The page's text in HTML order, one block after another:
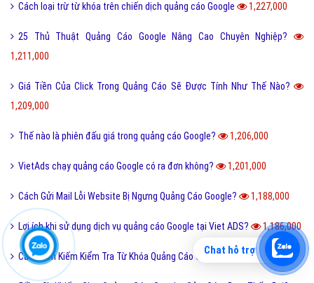
Cách loại trừ từ khóa trên chiến dịch quảng cáo Google 1,227,000
25 Thủ Thuật Quảng Cáo Google Nâng Cao Chuyên Nghiệp?
1,211,000
Giá Tiền Của Click Trong Quảng Cáo Sẽ Được Tính Như Thế Nào?
1,209,000
Thế nào là phiên đấu giá trong quảng cáo Google? 1,206,000
VietAds chạy quảng cáo Google có ra đơn không? 1,201,000
Cách Gửi Mail Lỗi Website Bị Ngưng Quảng Cáo Google? 1,188,000
Lợi ích khi sử dụng dịch vụ quảng cáo Google tại Viet ADS? 1,186,000
Cách Tìm Kiếm Kiểm Tra Từ Khóa Quảng Cáo Google? 1,178,000
Chat hỗ trợ